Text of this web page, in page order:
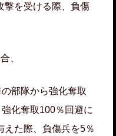
を受ける際、負傷
、
部隊から強化奪取
化奪取100％回避に
えた際、負傷兵を5％